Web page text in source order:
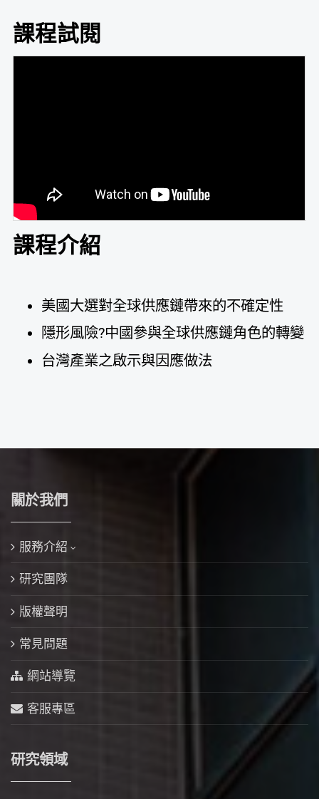
課程試閱
課程介紹
美國大選對全球供應鏈帶來的不確定性
隱形風險?中國參與全球供應鏈角色的轉變
台灣產業之啟示與因應做法
關於我們
服務介紹
研究團隊
版權聲明
常見問題
網站導覽
客服專區
研究領域